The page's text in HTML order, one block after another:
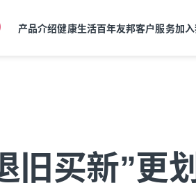
产品介绍健康生活百年友邦客户服务加
旧买新”更